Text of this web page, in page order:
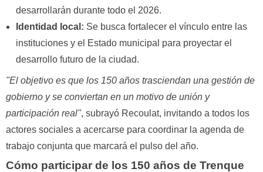
desarrollarán durante todo el 2026.
Identidad local: Se busca fortalecer el vínculo entre las
instituciones y el Estado municipal para proyectar el
desarrollo futuro de la ciudad.
"El objetivo es que los 150 años trasciendan una gestión de
gobierno y se conviertan en un motivo de unión y
participación real", subrayó Recoulat, invitando a todos los
actores sociales a acercarse para coordinar la agenda de
trabajo conjunta que marcará el pulso del año.
Cómo participar de los 150 años de Trenque